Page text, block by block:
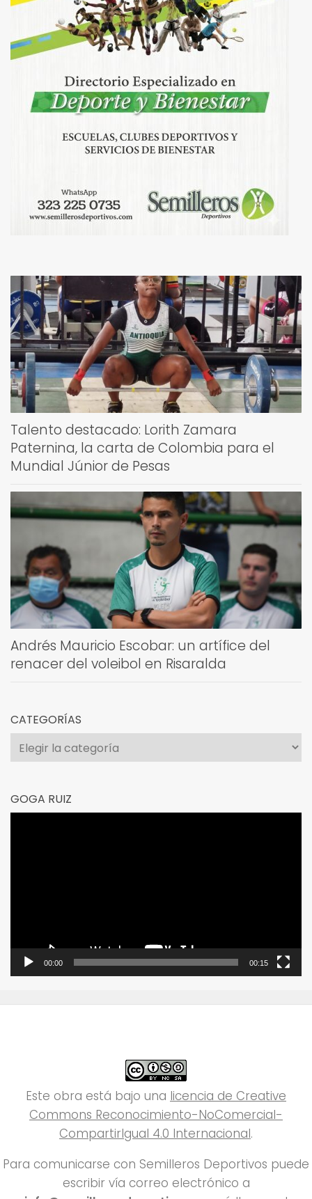
Talento destacado: Lorith Zamara
Paternina, la carta de Colombia para el
Mundial Júnior de Pesas
Andrés Mauricio Escobar: un artífice del
renacer del voleibol en Risaralda
CATEGORÍAS
Categorías
GOGA RUIZ
00:00 00:15
Este obra está bajo una licencia de Creative
Commons Reconocimiento-NoComercial-
CompartirIgual 4.0 Internacional.
Para comunicarse con Semilleros Deportivos puede
escribir vía correo electrónico a